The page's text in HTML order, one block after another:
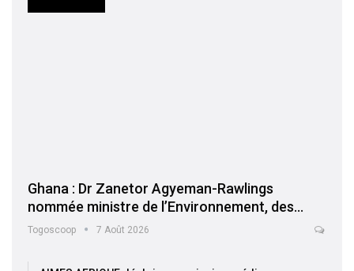
Ghana : Dr Zanetor Agyeman-Rawlings
nommée ministre de l’Environnement, des…
Togoscoop 7 Août 2026